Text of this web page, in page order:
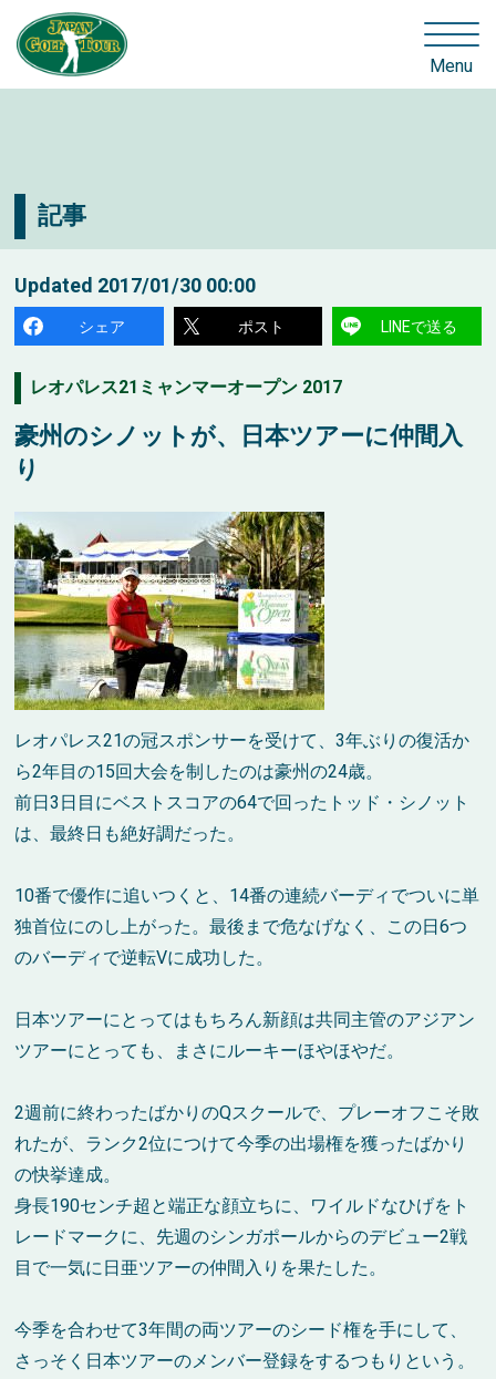
Menu
記事
Updated 2017/01/30 00:00
シェア ポスト LINEで送る
レオパレス21ミャンマーオープン 2017
豪州のシノットが、日本ツアーに仲間入
り
レオパレス21の冠スポンサーを受けて、3年ぶりの復活か
ら2年目の15回大会を制したのは豪州の24歳。
前日3日目にベストスコアの64で回ったトッド・シノット
は、最終日も絶好調だった。
10番で優作に追いつくと、14番の連続バーディでついに単
独首位にのし上がった。最後まで危なげなく、この日6つ
のバーディで逆転Vに成功した。
日本ツアーにとってはもちろん新顔は共同主管のアジアン
ツアーにとっても、まさにルーキーほやほやだ。
2週前に終わったばかりのQスクールで、プレーオフこそ敗
れたが、ランク2位につけて今季の出場権を獲ったばかり
の快挙達成。
身長190センチ超と端正な顔立ちに、ワイルドなひげをト
レードマークに、先週のシンガポールからのデビュー2戦
目で一気に日亜ツアーの仲間入りを果たした。
今季を合わせて3年間の両ツアーのシード権を手にして、
さっそく日本ツアーのメンバー登録をするつもりという。